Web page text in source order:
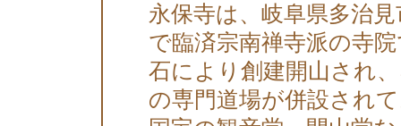
永保寺は、岐阜県多治
で臨済宗南禅寺派の寺
石により創建開山され
の専門道場が併設され